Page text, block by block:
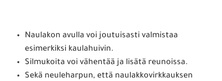
Naulakon avulla voi joutuisasti valmistaa
esimerkiksi kaulahuivin.
Silmukoita voi vähentää ja lisätä reunoissa.
Sekä neuleharpun, että naulakkovirkkauksen